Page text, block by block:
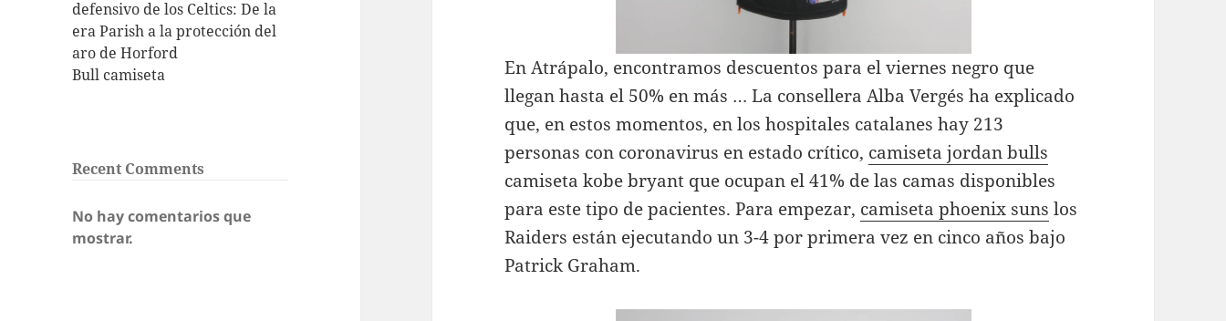
defensivo de los Celtics: De la
era Parish a la protección del
aro de Horford
Bull camiseta
Recent Comments
No hay comentarios que
mostrar.
En Atrápalo, encontramos descuentos para el viernes negro que
llegan hasta el 50% en más … La consellera Alba Vergés ha explicado
que, en estos momentos, en los hospitales catalanes hay 213
personas con coronavirus en estado crítico, camiseta jordan bulls
camiseta kobe bryant que ocupan el 41% de las camas disponibles
para este tipo de pacientes. Para empezar, camiseta phoenix suns los
Raiders están ejecutando un 3-4 por primera vez en cinco años bajo
Patrick Graham.